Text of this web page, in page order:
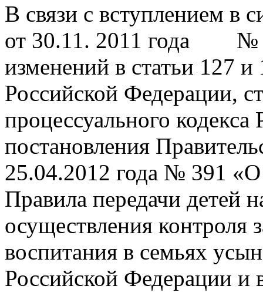
В связи с вступлением в
от 30.11. 2011 года №
изменений в статьи 127
Российской Федерации,
процессуального
постановления
25.04.2012 года № 391
Правила передачи детей
осуществления контроля
воспитания в семьях
Российской Федерации и